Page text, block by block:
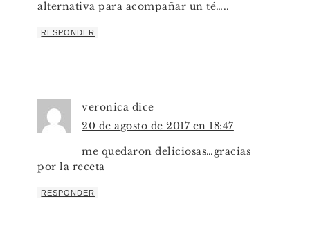
alternativa para acompañar un té…..
RESPONDER
veronica dice
20 de agosto de 2017 en 18:47
me quedaron deliciosas…gracias
por la receta
RESPONDER